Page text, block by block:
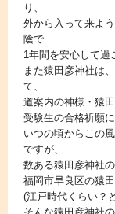
り、
外から入って来よ
陰で
1年間を安心して過
また猿田彦神社は
て、
道案内の神様・猿
受験生の合格祈願
いつの頃からこの
ですが、
数ある猿田彦神社
福岡市早良区の猿
(江戸時代くらい？